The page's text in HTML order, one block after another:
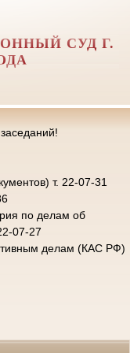
СУД Г.
т. 22-07-31
по делам об
07-27
делам (КАС РФ)